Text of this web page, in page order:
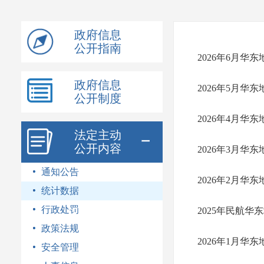
政府信息
公开指南
政府信息
公开制度
法定主动
公开内容
通知公告
统计数据
行政处罚
政策法规
安全管理
2026年6月华东
2026年5月华东
2026年4月华东
2026年3月华东
2026年2月华东
2025年民航华
2026年1月华东